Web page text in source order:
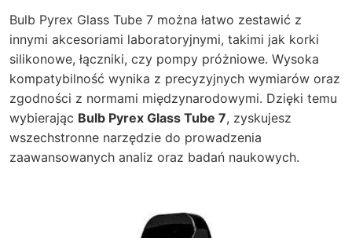
Bulb Pyrex Glass Tube 7 można łatwo zestawić z
innymi akcesoriami laboratoryjnymi, takimi jak korki
silikonowe, łączniki, czy pompy próżniowe. Wysoka
kompatybilność wynika z precyzyjnych wymiarów oraz
zgodności z normami międzynarodowymi. Dzięki temu
wybierając Bulb Pyrex Glass Tube 7, zyskujesz
wszechstronne narzędzie do prowadzenia
zaawansowanych analiz oraz badań naukowych.